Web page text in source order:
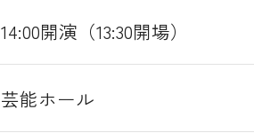
14:00開演（13:30開場）
芸能ホール